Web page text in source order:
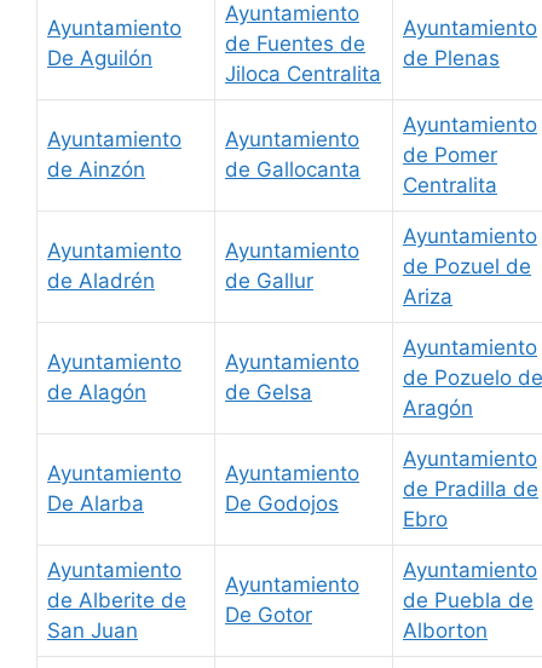
Ayuntamiento
De Aguilón
Ayuntamiento
de Fuentes de
Jiloca Centralita
Ayuntamiento
de Plenas
Ayuntamiento
de Ainzón
Ayuntamiento
de Gallocanta
Ayuntamiento
de Pomer
Centralita
Ayuntamiento
de Aladrén
Ayuntamiento
de Gallur
Ayuntamiento
de Pozuel de
Ariza
Ayuntamiento
de Alagón
Ayuntamiento
de Gelsa
Ayuntamiento
de Pozuelo de
Aragón
Ayuntamiento
De Alarba
Ayuntamiento
De Godojos
Ayuntamiento
de Pradilla de
Ebro
Ayuntamiento
de Alberite de
San Juan
Ayuntamiento
De Gotor
Ayuntamiento
de Puebla de
Alborton